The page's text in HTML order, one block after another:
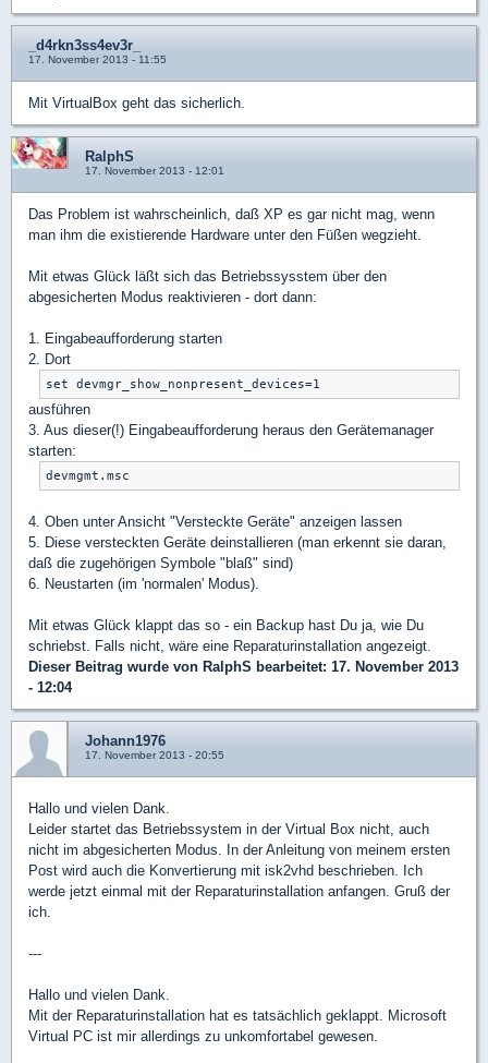
_d4rkn3ss4ev3r_
17. November 2013 - 11:55
Mit VirtualBox geht das sicherlich.
RalphS
17. November 2013 - 12:01
Das Problem ist wahrscheinlich, daß XP es gar nicht mag, wenn
man ihm die existierende Hardware unter den Füßen wegzieht.
Mit etwas Glück läßt sich das Betriebssysstem über den
abgesicherten Modus reaktivieren - dort dann:
1. Eingabeaufforderung starten
2. Dort
ausführen
3. Aus dieser(!) Eingabeaufforderung heraus den Gerätemanager
starten:
4. Oben unter Ansicht "Versteckte Geräte" anzeigen lassen
5. Diese versteckten Geräte deinstallieren (man erkennt sie daran,
daß die zugehörigen Symbole "blaß" sind)
6. Neustarten (im 'normalen' Modus).
Mit etwas Glück klappt das so - ein Backup hast Du ja, wie Du
schriebst. Falls nicht, wäre eine Reparaturinstallation angezeigt.
Dieser Beitrag wurde von RalphS bearbeitet: 17. November 2013
- 12:04
Johann1976
17. November 2013 - 20:55
Hallo und vielen Dank.
Leider startet das Betriebssystem in der Virtual Box nicht, auch
nicht im abgesicherten Modus. In der Anleitung von meinem ersten
Post wird auch die Konvertierung mit isk2vhd beschrieben. Ich
werde jetzt einmal mit der Reparaturinstallation anfangen. Gruß der
ich.
---
Hallo und vielen Dank.
Mit der Reparaturinstallation hat es tatsächlich geklappt. Microsoft
Virtual PC ist mir allerdings zu unkomfortabel gewesen.